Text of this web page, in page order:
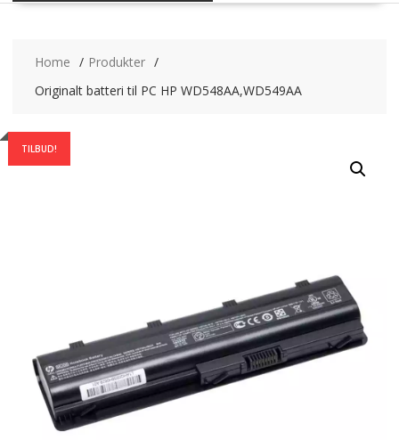
Home
Produkter
Originalt batteri til PC HP WD548AA,WD549AA
TILBUD!